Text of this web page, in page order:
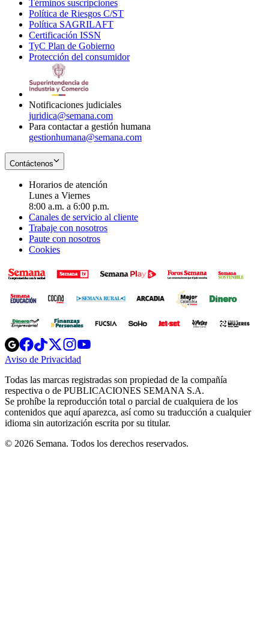
new
window
Términos suscripciones
in
Política de Riesgos C/ST
Política SAGRILAFT
new
window
Certificación ISSN
in
new
TyC Plan de Gobierno
in
Protección del consumidorOpens
Notificaciones judiciales
juridica@semana.com
Para contactar a gestión humana
gestionhumana@semana.com
Contáctenos
Horarios de atención
Lunes a Viernes
8:00 a.m. a 6:00 p.m.
Canales de servicio al cliente
Trabaje con nosotros
Paute con nosotros
Cookies
Opens
in
new
Opens
in
new
Opens
in
new
window
Opens
new
windowwindow
Aviso de Privacidad
new
window
Todas las marcas registradas son propiedad de la compañía
respectiva o de PUBLICACIONES SEMANA S.A.
Se prohíbe la reproducción total o parcial de cualquiera de los
contenidos que aquí aparezca, así como su traducción a cualquier
idioma sin autorización escrita por su titular.
© 2026 Semana. Todos los derechos reservados.